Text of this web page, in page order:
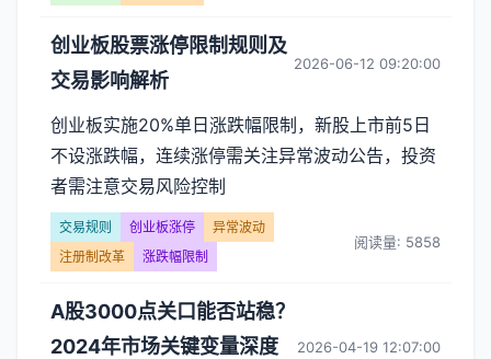
第
页
创业板股票涨停限制规则及
交易影响解析
2026-06-12 09:20:00
创业板实施20%单日涨跌幅限制，新股上市前5日
不设涨跌幅，连续涨停需关注异常波动公告，投资
者需注意交易风险控制
交易规则 创业板涨停
异常波动
注册制改革
涨跌幅限制
阅读量: 5858
A股3000点关口能否站稳？
2024年市场关键变量深度
2026-04-19 12:07:00